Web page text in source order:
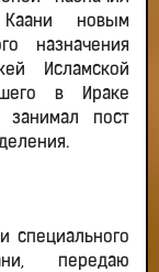
Каани новым
назначения
Исламской
в Ираке
занимал пост
специального
передаю